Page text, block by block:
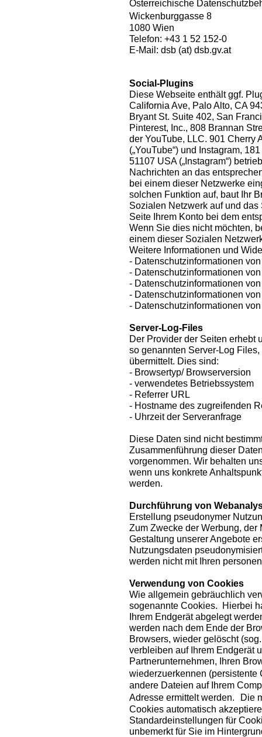
Österreichische
Wickenburggasse 8
1080 Wien
Telefon: +43 1 52 152-0
E-Mail: dsb (at) dsb.gv.at
Social-Plugins
Diese Webseite enthält ggf.
California Ave, Palo Alto, CA
Bryant St. Suite 402, San
Pinterest, Inc., 808 Brannan
der YouTube, LLC. 901 Cherry
(„YouTube“) und Instagram,
51107 USA („Instagram“)
Nachrichten an das
bei einem dieser Netzwerke
solchen Funktion auf, baut Ihr
Sozialen Netzwerk auf und
Seite Ihrem Konto bei dem
Wenn Sie dies nicht möchten,
einem dieser Sozialen
Weitere Informationen und
- Datenschutzinformationen
- Datenschutzinformationen
- Datenschutzinformationen
- Datenschutzinformationen
- Datenschutzinformationen
Server-Log-Files
Der Provider der Seiten erhebt
so genannten Server-Log
übermittelt. Dies sind:
- Browsertyp/ Browserversion
- verwendetes Betriebssystem
- Referrer URL
- Hostname des zugreifenden
- Uhrzeit der Serveranfrage
Diese Daten sind nicht
Zusammenführung dieser
vorgenommen. Wir behalten
wenn uns konkrete
werden.
Durchführung von
Erstellung pseudonymer
Zum Zwecke der Werbung, der
Gestaltung unserer Angebote
Nutzungsdaten
werden nicht mit Ihren
Verwendung von Cookies
Wie allgemein gebräuchlich
sogenannte Cookies. Hierbei
Ihrem Endgerät abgelegt
werden nach dem Ende der
Browsers, wieder gelöscht
verbleiben auf Ihrem Endgerät
Partnerunternehmen, Ihren
wiederzuerkennen
andere Dateien auf Ihrem
Adresse ermittelt werden. Die
Cookies automatisch
Standardeinstellungen für
unbemerkt für Sie im